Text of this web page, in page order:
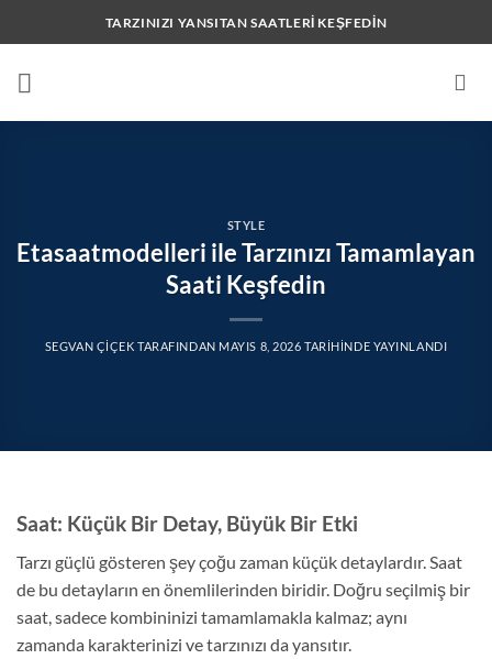
atla
TARZINIZI YANSITAN SAATLERI KEŞFEDIN
STYLE
Etasaatmodelleri ile Tarzınızı Tamamlayan
Saati Keşfedin
SEGVAN ÇIÇEK TARAFINDAN MAYIS 8, 2026 TARIHINDE YAYINLANDI
Saat: Küçük Bir Detay, Büyük Bir Etki
Tarzı güçlü gösteren şey çoğu zaman küçük detaylardır. Saat
de bu detayların en önemlilerinden biridir. Doğru seçilmiş bir
saat, sadece kombininizi tamamlamakla kalmaz; aynı
zamanda karakterinizi ve tarzınızı da yansıtır.